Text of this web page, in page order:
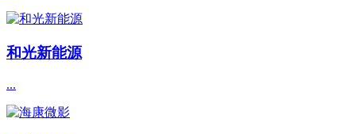
和光新能源
...